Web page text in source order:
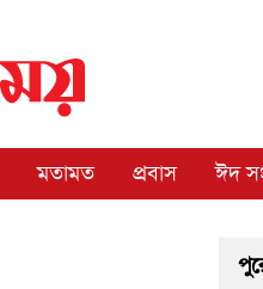
মতামত প্রবাস ঈদ